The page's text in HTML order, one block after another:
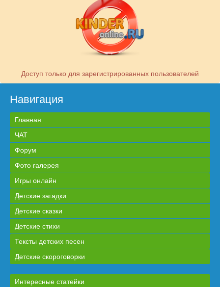
Доступ только для зарегистрированных пользователей
Навигация
Главная
ЧАТ
Форум
Фото галерея
Игры онлайн
Детские загадки
Детские сказки
Детские стихи
Тексты детских песен
Детские скороговорки
Интересные статейки